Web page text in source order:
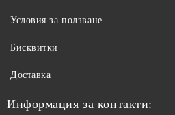
Условия за ползване
Бисквитки
Доставка
Информация за контакти: